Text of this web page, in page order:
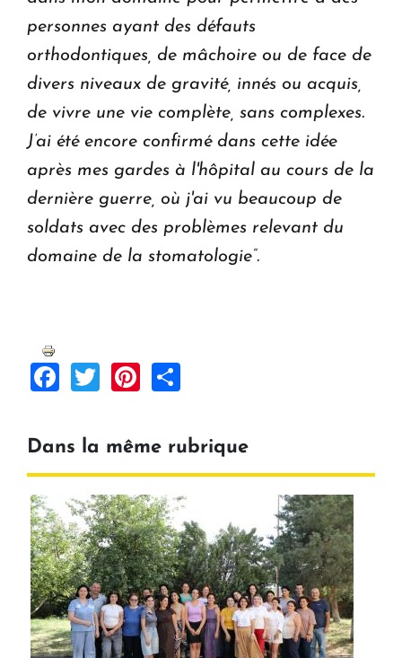
personnes ayant des défauts
orthodontiques, de mâchoire ou de face de
divers niveaux de gravité, innés ou acquis,
de vivre une vie complète, sans complexes.
J’ai été encore confirmé dans cette idée
après mes gardes à l'hôpital au cours de la
dernière guerre, où j'ai vu beaucoup de
soldats avec des problèmes relevant du
domaine de la stomatologie”.
Facebook
TwitterPinterest
Dans la même rubrique